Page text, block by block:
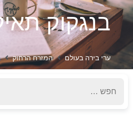
בנגקוק
ערי בירה בעולם המזרח הרחוק